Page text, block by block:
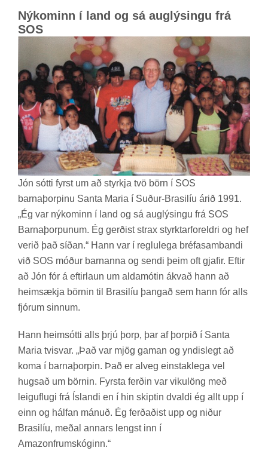
Ný­kom­inn í land og sá aug­lýs­ingu frá
SOS
Jón sótti fyrst um að styrkja tvö börn í SOS
barna­þorp­inu Santa Maria í Suð­ur-Bras­il­íu árið 1991.
„Ég var ný­kom­inn í land og sá aug­lýs­ingu frá SOS
Barna­þorp­un­um. Ég gerð­ist strax styrktar­for­eldri og hef
ver­ið það síð­an.“ Hann var í reglu­lega bréfa­sam­bandi
við SOS móð­ur barn­anna og sendi þeim oft gjaf­ir. Eft­ir
að Jón fór á eft­ir­laun um alda­mót­in ákvað hann að
heim­sækja börn­in til Bras­il­íu þang­að sem hann fór alls
fjór­um sinn­um.
Hann heim­sótti alls þrjú þorp, þar af þorp­ið í Santa
Maria tvisvar. „Það var mjög gam­an og ynd­is­legt að
koma í barna­þorp­in. Það er al­veg ein­stak­lega vel
hugs­að um börn­in. Fyrsta ferð­in var viku­löng með
leiguflugi frá Ís­landi en í hin skipt­in dvaldi ég allt upp í
einn og hálf­an mán­uð. Ég ferð­að­ist upp og nið­ur
Bras­il­íu, með­al ann­ars lengst inn í
Amazon­frum­skóg­inn.“